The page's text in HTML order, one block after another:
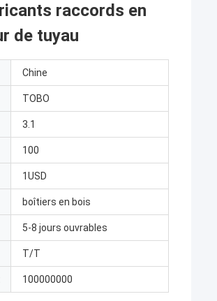
raccords en
de tuyau
Chine
TOBO
3.1
100
1USD
boîtiers en bois
5-8 jours ouvrables
T/T
100000000